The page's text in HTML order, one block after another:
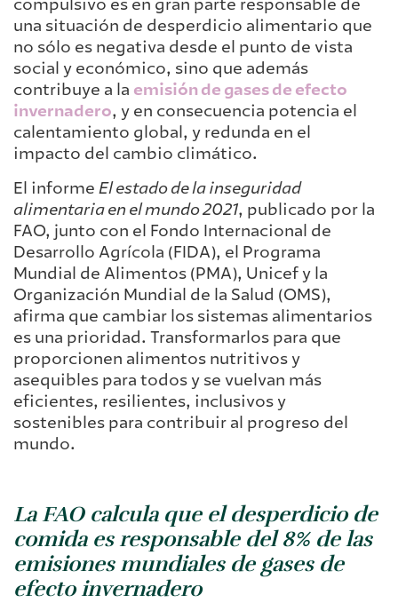
compulsivo es en gran parte responsable de
una situación de desperdicio alimentario que
no sólo es negativa desde el punto de vista
social y económico, sino que además
contribuye a la emisión de gases de efecto
invernadero, y en consecuencia potencia el
calentamiento global, y redunda en el
impacto del cambio climático.
El informe El estado de la inseguridad
alimentaria en el mundo 2021, publicado por la
FAO, junto con el Fondo Internacional de
Desarrollo Agrícola (FIDA), el Programa
Mundial de Alimentos (PMA), Unicef y la
Organización Mundial de la Salud (OMS),
afirma que cambiar los sistemas alimentarios
es una prioridad. Transformarlos para que
proporcionen alimentos nutritivos y
asequibles para todos y se vuelvan más
eficientes, resilientes, inclusivos y
sostenibles para contribuir al progreso del
mundo.
La FAO calcula que el desperdicio de
comida es responsable del 8% de las
emisiones mundiales de gases de
efecto invernadero